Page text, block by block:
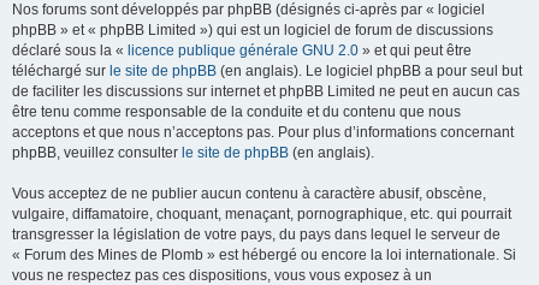
Nos forums sont développés par phpBB (désignés ci-après par « logiciel
phpBB » et « phpBB Limited ») qui est un logiciel de forum de discussions
déclaré sous la « licence publique générale GNU 2.0 » et qui peut être
téléchargé sur le site de phpBB (en anglais). Le logiciel phpBB a pour seul but
de faciliter les discussions sur internet et phpBB Limited ne peut en aucun cas
être tenu comme responsable de la conduite et du contenu que nous
acceptons et que nous n’acceptons pas. Pour plus d’informations concernant
phpBB, veuillez consulter le site de phpBB (en anglais).
Vous acceptez de ne publier aucun contenu à caractère abusif, obscène,
vulgaire, diffamatoire, choquant, menaçant, pornographique, etc. qui pourrait
transgresser la législation de votre pays, du pays dans lequel le serveur de
« Forum des Mines de Plomb » est hébergé ou encore la loi internationale. Si
vous ne respectez pas ces dispositions, vous vous exposez à un